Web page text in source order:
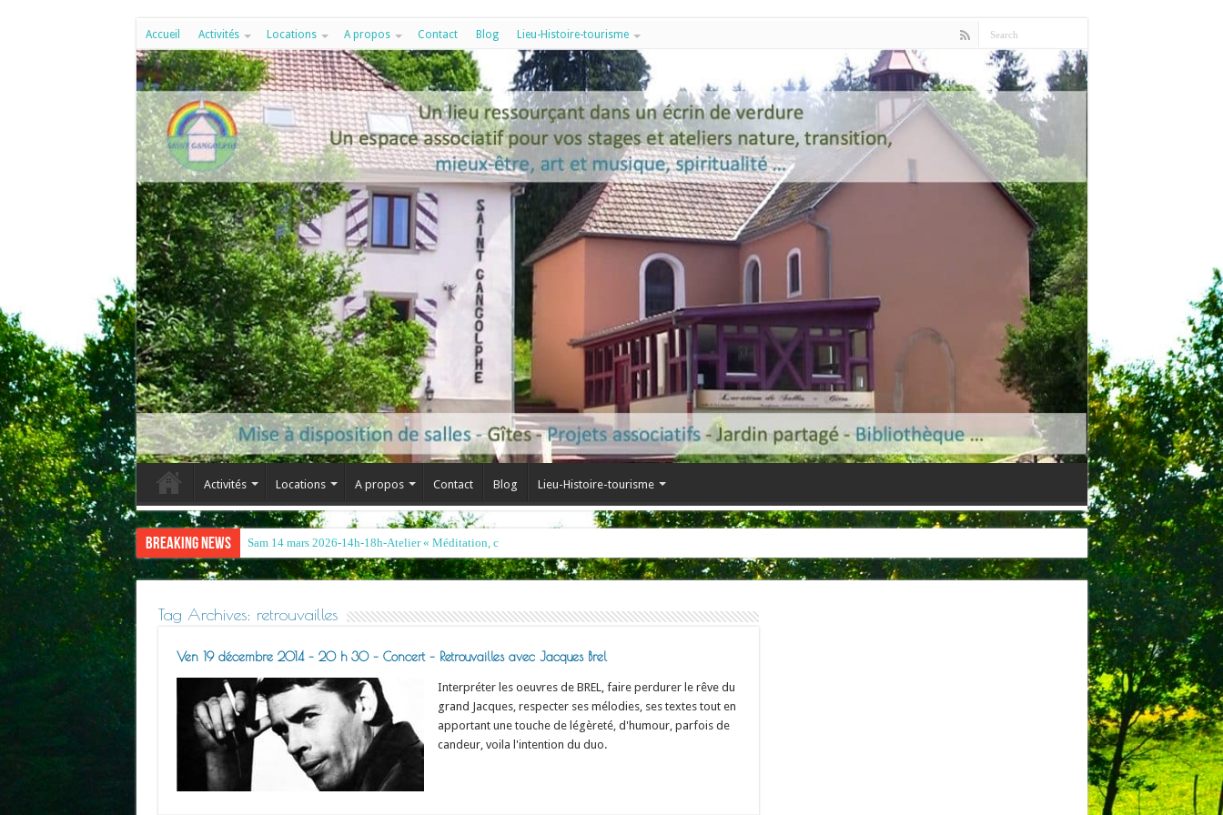
Accueil Activités Locations A propos Contact Blog Lieu-Histoire-tourisme
Activités Locations A propos Contact Blog Lieu-Histoire-tourisme
Breaking News Sam 14 mars 2026-14h-18h-Atelier « Méditation, chant et tambour »- Irina et R
Tag Archives: retrouvailles
Ven 19 décembre 2014 – 20 h 30 – Concert – Retrouvailles avec Jacques Brel
Interpréter les oeuvres de BREL, faire perdurer le rêve du
grand Jacques, respecter ses mélodies, ses textes tout en
apportant une touche de légèreté, d'humour, parfois de
candeur, voila l'intention du duo.